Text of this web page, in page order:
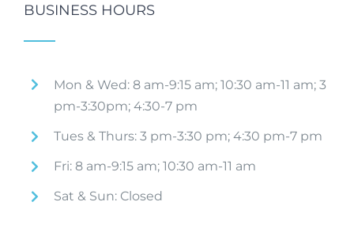
BUSINESS HOURS
Mon & Wed: 8 am-9:15 am; 10:30 am-11 am; 3
pm-3:30pm; 4:30-7 pm
Tues & Thurs: 3 pm-3:30 pm; 4:30 pm-7 pm
Fri: 8 am-9:15 am; 10:30 am-11 am
Sat & Sun: Closed